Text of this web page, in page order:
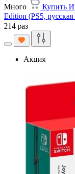
Много
Купить
Edition (PS5, русская
214 раз
Акция